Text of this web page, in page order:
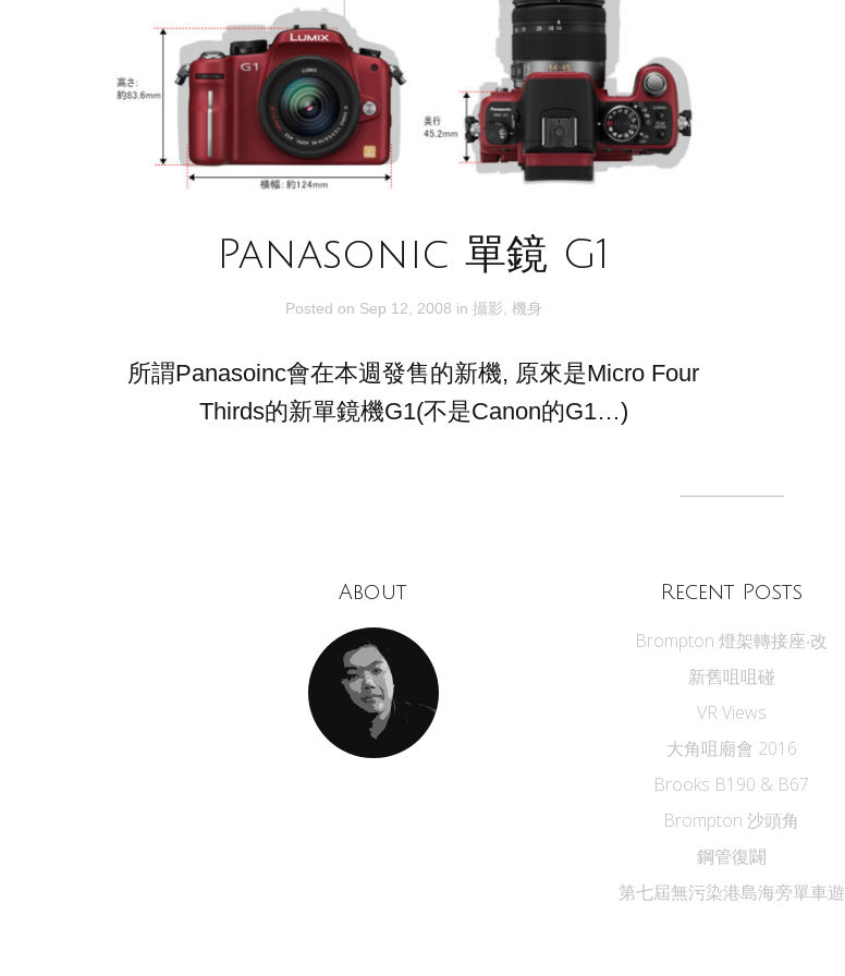
Panasonic 單鏡 G1
Posted on Sep 12, 2008 in 攝影 機身
所謂Panasoinc會在本週發售的新機, 原來是Micro Four
Thirds的新單鏡機G1(不是Canon的G1…)
About Recent Posts
Brompton 燈架轉接座‧改
新舊咀咀碰
VR Views
大角咀廟會 2016
Brooks B190 & B67
Brompton 沙頭角
鋼管復闢
第七屆無污染港島海旁單車遊